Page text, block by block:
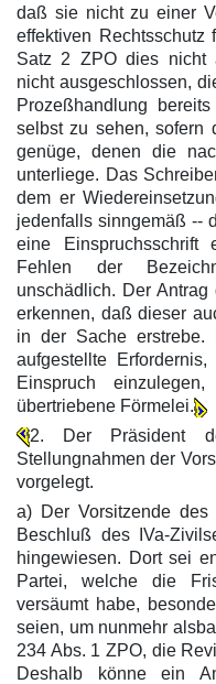
daß sie nicht zu einer
effektiven
Satz 2 ZPO dies nicht
nicht ausgeschlossen,
Prozeßhandlung
selbst zu sehen, sofern
genüge, denen die
unterliege. Das
dem er
jedenfalls sinngemäß --
eine Einspruchsschrift
Fehlen der
unschädlich. Der
erkennen, daß dieser
in der Sache erstrebe.
aufgestellte
Einspruch
übertriebene Förmelei.
2. Der Präsident
Stellungnahmen der
vorgelegt.
a) Der Vorsitzende
Beschluß des IVa-
hingewiesen. Dort sei
Partei, welche die
versäumt habe,
seien, um nunmehr
234 Abs. 1 ZPO, die
Deshalb könne ein